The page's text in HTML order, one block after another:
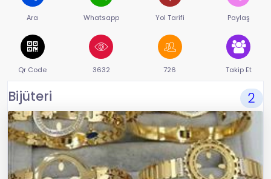
Ara Whatsapp Yol Tarifi Paylaş
Qr Code 3632 726 Takip Et
Bijüteri 2